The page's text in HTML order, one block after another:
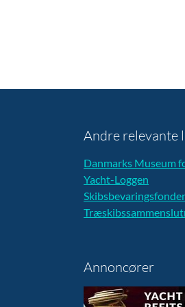
Andre relevante
Danmarks Museum
Yacht-Loggen
Annoncører